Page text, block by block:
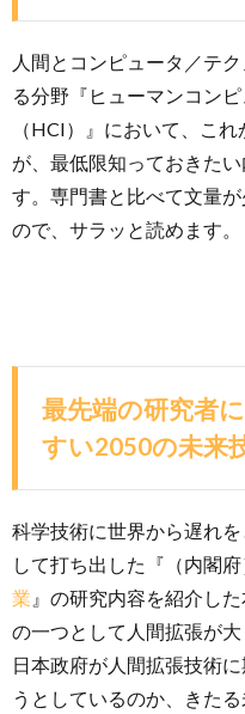
人間とコンピュータ／テ
る分野『ヒューマンコン
（HCI）』において、こ
が、最低限知っておきた
す。専門書と比べて文量
ので、サラッと読めます。
最先端の研究者
すい2050の未来
科学技術に世界から遅れ
して打ち出した『（内閣府
業 』の研究内容を紹介し
の一つとして人間拡張が
日本政府が人間拡張技術
うとしているのか、きた